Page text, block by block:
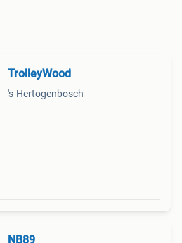
TrolleyWood
's-Hertogenbosch
NB89